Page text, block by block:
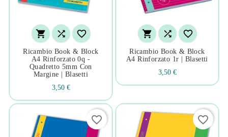
  
Ricambio Book & Block
A4 Rinforzato 0q -
Quadretto 5mm Con
Margine | Blasetti
3,50 €
  
Ricambio Book & Block
A4 Rinforzato 1r | Blasetti
3,50 €
favorite_border favorite_border